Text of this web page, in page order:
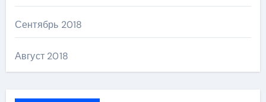
Сентябрь 2018
Август 2018